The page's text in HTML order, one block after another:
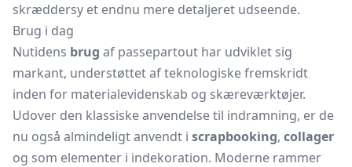
skræddersy et endnu mere detaljeret udseende.
Brug i dag
Nutidens brug af passepartout har udviklet sig
markant, understøttet af teknologiske fremskridt
inden for materialevidenskab og skæreværktøjer.
Udover den klassiske anvendelse til indramning, er de
nu også almindeligt anvendt i scrapbooking, collager
og som elementer i indekoration. Moderne rammer